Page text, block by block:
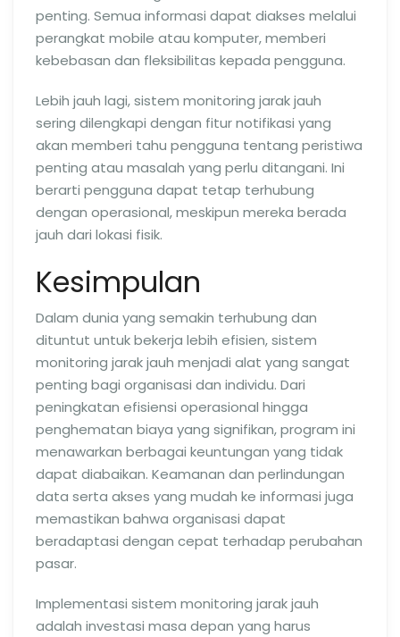
penting. Semua informasi dapat diakses melalui
perangkat mobile atau komputer, memberi
kebebasan dan fleksibilitas kepada pengguna.
Lebih jauh lagi, sistem monitoring jarak jauh
sering dilengkapi dengan fitur notifikasi yang
akan memberi tahu pengguna tentang peristiwa
penting atau masalah yang perlu ditangani. Ini
berarti pengguna dapat tetap terhubung
dengan operasional, meskipun mereka berada
jauh dari lokasi fisik.
Kesimpulan
Dalam dunia yang semakin terhubung dan
dituntut untuk bekerja lebih efisien, sistem
monitoring jarak jauh menjadi alat yang sangat
penting bagi organisasi dan individu. Dari
peningkatan efisiensi operasional hingga
penghematan biaya yang signifikan, program ini
menawarkan berbagai keuntungan yang tidak
dapat diabaikan. Keamanan dan perlindungan
data serta akses yang mudah ke informasi juga
memastikan bahwa organisasi dapat
beradaptasi dengan cepat terhadap perubahan
pasar.
Implementasi sistem monitoring jarak jauh
adalah investasi masa depan yang harus